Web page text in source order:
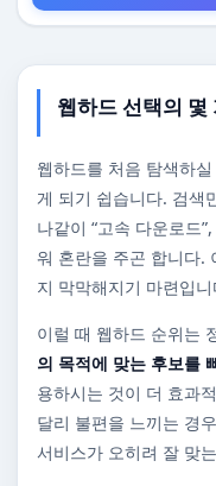
웹하드 선택의 몇
웹하드를 처음 탐색하
게 되기 쉽습니다. 검색
나같이 “고속 다운로드
워 혼란을 주곤 합니다.
지 막막해지기 마련입니
이럴 때 웹하드 순위는
의 목적에 맞는 후보를
용하시는 것이 더 효과
달리 불편을 느끼는 경
서비스가 오히려 잘 맞